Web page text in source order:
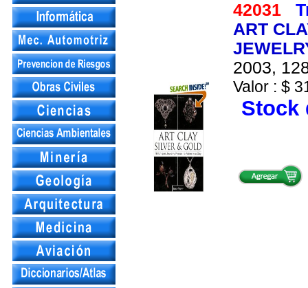
42031
ART
2003,
Valor : $
Stock